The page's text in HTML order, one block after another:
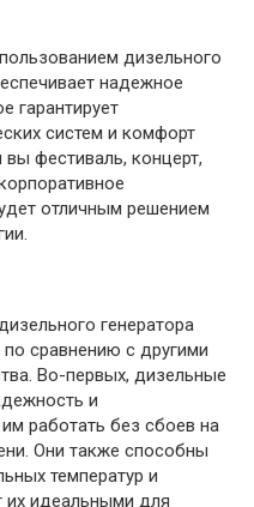
дизельного
надежное
гарантирует
систем и комфорт
фестиваль, концерт,
отличным решением
генератора
сравнению с другими
Во-первых, дизельные
и
работать без сбоев на
Они также способны
температур и
их идеальными для